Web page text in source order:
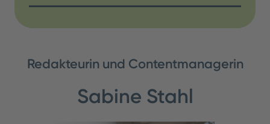
Redakteurin und Contentmanagerin
Sabine Stahl